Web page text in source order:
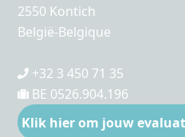
2550 Kontich
België-Belgique
+32 3 450 71 35
BE 0526.904.196
Klik hier om jouw